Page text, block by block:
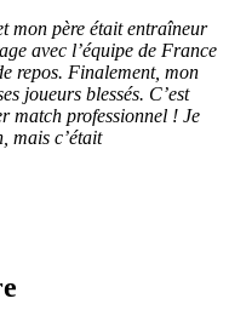
mon père était entraîneur
avec l’équipe de France
repos. Finalement, mon
joueurs blessés. C’est
match professionnel ! Je
mais c’était